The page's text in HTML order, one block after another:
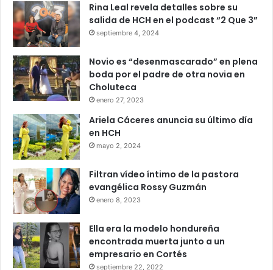
Rina Leal revela detalles sobre su
salida de HCH en el podcast “2 Que 3”
septiembre 4, 2024
Novio es “desenmascarado” en plena
boda por el padre de otra novia en
Choluteca
enero 27, 2023
Ariela Cáceres anuncia su último día
en HCH
mayo 2, 2024
Filtran vídeo íntimo de la pastora
evangélica Rossy Guzmán
enero 8, 2023
Ella era la modelo hondureña
encontrada muerta junto a un
empresario en Cortés
septiembre 22, 2022